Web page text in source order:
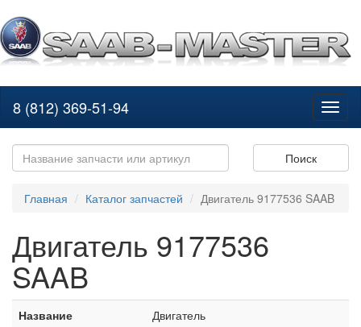
8 (812) 369-51-94
Поиск
Главная Каталог запчастей Двигатель 9177536 SAAB
Двигатель 9177536
SAAB
Название
Двигатель